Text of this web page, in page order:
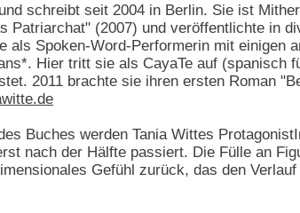
schreibt seit 2004 in Berlin. Sie ist
Patriarchat" (2007) und veröffentlichte in
als Spoken-Word-Performerin mit einigen
Hier tritt sie als CayaTe auf
2011 brachte sie ihren ersten Roman
Buches werden Tania Wittes
nach der Hälfte passiert. Die Fülle an
Gefühl zurück, das den